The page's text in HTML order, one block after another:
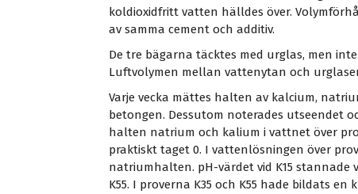
koldioxidfritt vatten hälldes över.
av samma cement och additiv.
De tre bägarna täcktes med urglas, men
Luftvolymen mellan vattenytan och
Varje vecka mättes halten av kalcium,
betongen. Dessutom noterades utseendet
halten natrium och kalium i vattnet över
praktiskt taget 0. I vattenlösningen över
natriumhalten. pH-värdet vid K15 stannade
K55. I proverna K35 och K55 hade bildats